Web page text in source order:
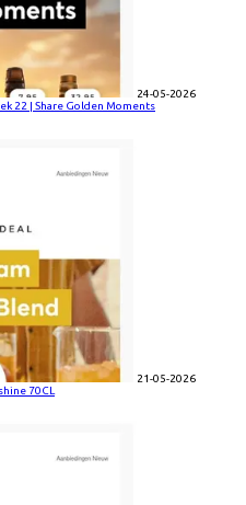
24-05-2026
22 | Share Golden Moments
21-05-2026
70CL